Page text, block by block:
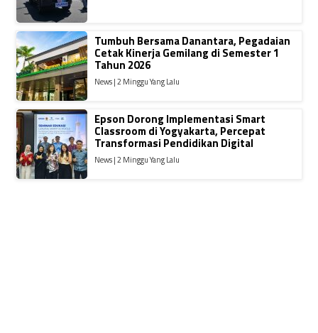
Tumbuh Bersama Danantara, Pegadaian
Cetak Kinerja Gemilang di Semester 1
Tahun 2026
News | 2 Minggu Yang Lalu
Epson Dorong Implementasi Smart
Classroom di Yogyakarta, Percepat
Transformasi Pendidikan Digital
News | 2 Minggu Yang Lalu